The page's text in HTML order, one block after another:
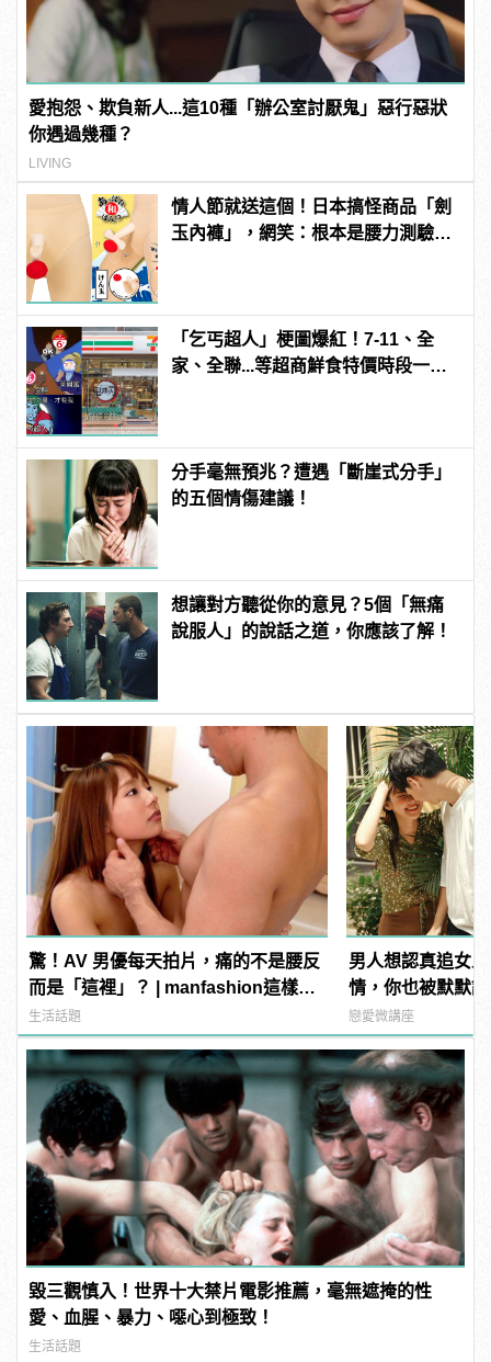
愛抱怨、欺負新人...這10種「辦公室討厭鬼」惡行惡狀
你遇過幾種？
LIVING
情人節就送這個！日本搞怪商品「劍
玉內褲」，網笑：根本是腰力測驗
「乞丐超人」梗圖爆紅！7-11、全
家、全聯...等超商鮮食特價時段一次
分手毫無預兆？遭遇「斷崖式分手」
的五個情傷建議！
想讓對方聽從你的意見？5個「無痛
說服人」的說話之道，你應該了解！
驚！AV 男優每天拍片，痛的不是腰反
而是「這裡」？ | manfashion這樣變
型男
生活話題
男人想認真追女
情，你也被默默
戀愛微講座
毀三觀慎入！世界十大禁片電影推薦，毫無遮掩的性
愛、血腥、暴力、噁心到極致！
生活話題